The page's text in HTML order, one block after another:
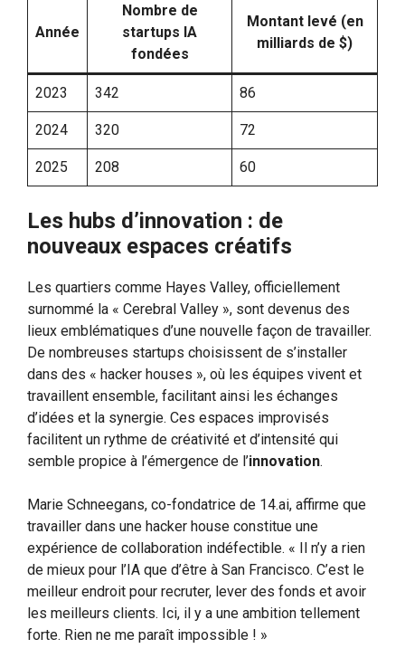
Année
Nombre de
startups IA
fondées
Montant levé (en
milliards de $)
2023 342 86
2024 320 72
2025 208 60
Les hubs d’innovation : de
nouveaux espaces créatifs
Les quartiers comme Hayes Valley, officiellement
surnommé la « Cerebral Valley », sont devenus des
lieux emblématiques d’une nouvelle façon de travailler.
De nombreuses startups choisissent de s’installer
dans des « hacker houses », où les équipes vivent et
travaillent ensemble, facilitant ainsi les échanges
d’idées et la synergie. Ces espaces improvisés
facilitent un rythme de créativité et d’intensité qui
semble propice à l’émergence de l’innovation.
Marie Schneegans, co-fondatrice de 14.ai, affirme que
travailler dans une hacker house constitue une
expérience de collaboration indéfectible. « Il n’y a rien
de mieux pour l’IA que d’être à San Francisco. C’est le
meilleur endroit pour recruter, lever des fonds et avoir
les meilleurs clients. Ici, il y a une ambition tellement
forte. Rien ne me paraît impossible ! »